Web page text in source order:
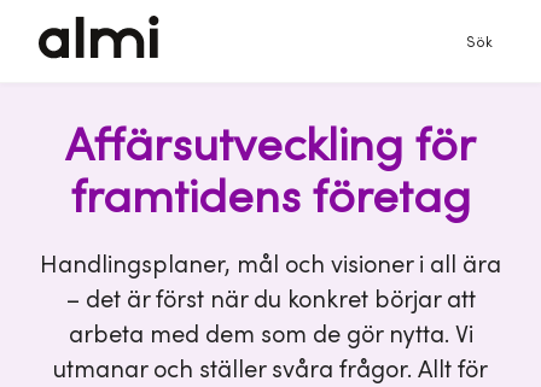
Sök
Affärsutveckling för
framtidens företag
Handlingsplaner, mål och visioner i all ära
– det är först när du konkret börjar att
arbeta med dem som de gör nytta. Vi
utmanar och ställer svåra frågor. Allt för